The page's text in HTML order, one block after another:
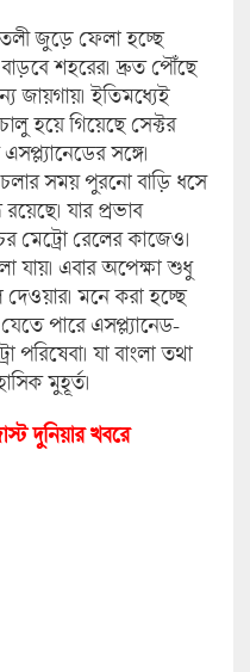
জুড়ে ফেলা হচ্ছে
শহরের। দ্রুত পৌঁছে
জায়গায়। ইতিমধ্যেই
হয়ে গিয়েছে সেক্টর
সঙ্গে।
সময় পুরনো বাড়ি ধসে
যার প্রভাব
মেট্রো রেলের কাজেও।
যায়। এবার অপেক্ষা শুধু
মনে করা হচ্ছে
পারে এসপ্ল্যানেড-
যা বাংলা তথা
মুহূর্ত।
দুনিয়ার খবরে